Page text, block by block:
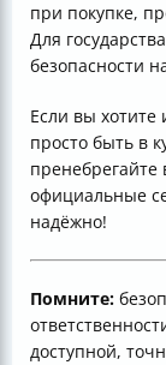
при покупке,
Для
безопасности
Если вы хотите
просто быть в
официальные
надёжно!
Помните:
доступной,